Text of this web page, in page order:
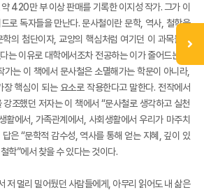
420만 부 이상 판매를 기록한 이지성 작가. 그가 이
드로 독자들을 만난다. 문사철이란 문학, 역사, 철학을
의 첨단이자, 교양의 핵심처럼 여기던 이 과목들은
는 이유로 대학에서조차 전공하는 이가 줄어드는 학
가는 이 책에서 문사철은 소멸해가는 학문이 아니라,
핵심이 되는 요소로 작용한다고 말한다. 전작에서
강조했던 저자는 이 책에서 “문사철로 생각하고 실천
활에서, 가족관계에서, 사회생활에서 우리가 마주치
은 “문학적 감수성, 역사를 통해 얻는 지혜, 깊이 있
학”에서 찾을 수 있다는 것이다.
저 멀리 밀어뒀던 사람들에게, 아무리 읽어도 내 삶은